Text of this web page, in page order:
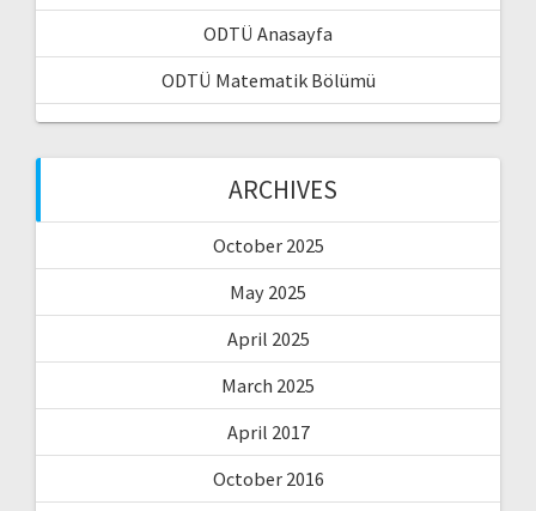
ODTÜ Anasayfa
ODTÜ Matematik Bölümü
ARCHIVES
October 2025
May 2025
April 2025
March 2025
April 2017
October 2016